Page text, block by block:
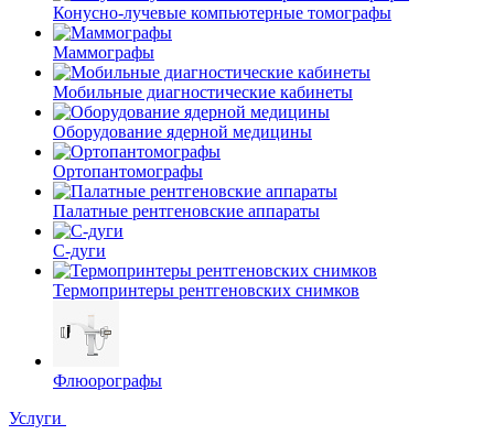
Конусно-лучевые компьютерные томографы
Маммографы
Мобильные диагностические кабинеты
Оборудование ядерной медицины
Ортопантомографы
Палатные рентгеновские аппараты
С-дуги
Термопринтеры рентгеновских снимков
Флюорографы
Услуги